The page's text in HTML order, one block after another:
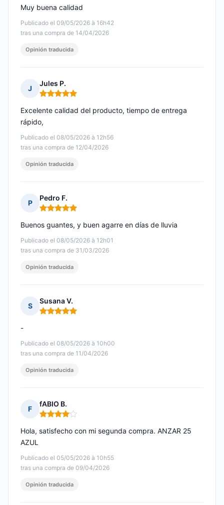
Publicado el 09/05/2026 à 16h42
tras una compra de 14/04/2026
Muy buena calidad
Opinión traducida
J
Jules P.
Nota: 5 de 5
Publicado el 08/05/2026 à 12h56
tras una compra de 12/04/2026
Excelente calidad del producto, tiempo de entrega
rápido,
Opinión traducida
P
Pedro F.
Nota: 5 de 5
Publicado el 08/05/2026 à 12h01
tras una compra de 31/03/2026
Buenos guantes, y buen agarre en días de lluvia
Opinión traducida
S
Susana V.
Nota: 5 de 5
Publicado el 08/05/2026 à 10h00
tras una compra de 11/04/2026
-
Opinión traducida
F
fABIO B.
Nota: 4 de 5
Publicado el 05/05/2026 à 10h55
tras una compra de 09/04/2026
Hola, satisfecho con mi segunda compra. ANZAR 25
AZUL
Opinión traducida